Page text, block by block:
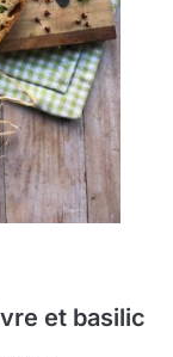
et basilic